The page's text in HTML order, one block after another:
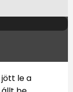
jött le a